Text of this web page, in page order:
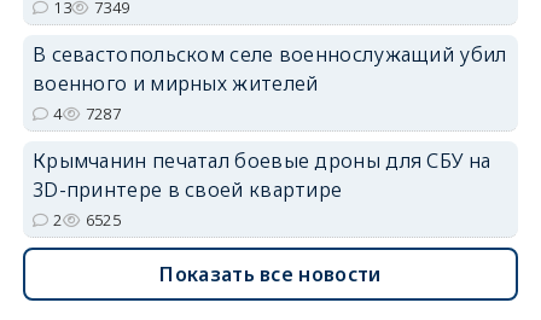
13 7349
В севастопольском селе военнослужащий убил
военного и мирных жителей
4 7287
Крымчанин печатал боевые дроны для СБУ на
3D-принтере в своей квартире
2 6525
Показать все новости